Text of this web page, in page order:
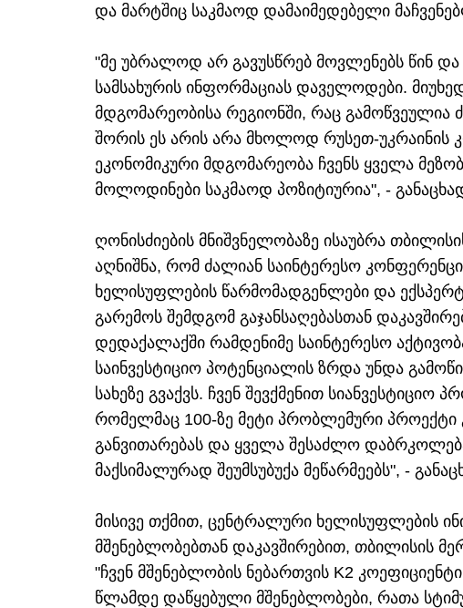
და მარტშიც საკმაოდ დამაიმედებელი
"მე უბრალოდ არ გავუსწრებ მოვლენებს წინ
სამსახურის ინფორმაციას დაველოდები.
მდგომარეობისა რეგიონში, რაც
შორის ეს არის არა მხოლოდ რუსეთ-უკრაინის
ეკონომიკური მდგომარეობა ჩვენს ყველა
მოლოდინები საკმაოდ პოზიტიურია", -
ღონისძიების მნიშვნელობაზე ისაუბრა
აღნიშნა, რომ ძალიან საინტერესო
ხელისუფლების წარმომადგენლები და
გარემოს შემდგომ გაჯანსაღებასთან
დედაქალაქში რამდენიმე საინტერესო
საინვესტიციო პოტენციალის ზრდა უნდა
სახეზე გვაქვს. ჩვენ შევქმენით სიანვესტიციო
რომელმაც 100-ზე მეტი პრობლემური პროექტი
განვითარებას და ყველა შესაძლო
მაქსიმალურად შეუმსუბუქა მეწარმეებს", -
მისივე თქმით, ცენტრალური ხელისუფლების
მშენებლობებთან დაკავშირებით, თბილისის
"ჩვენ მშენებლობის ნებართვის K2
წლამდე დაწყებული მშენებლობები, რათა